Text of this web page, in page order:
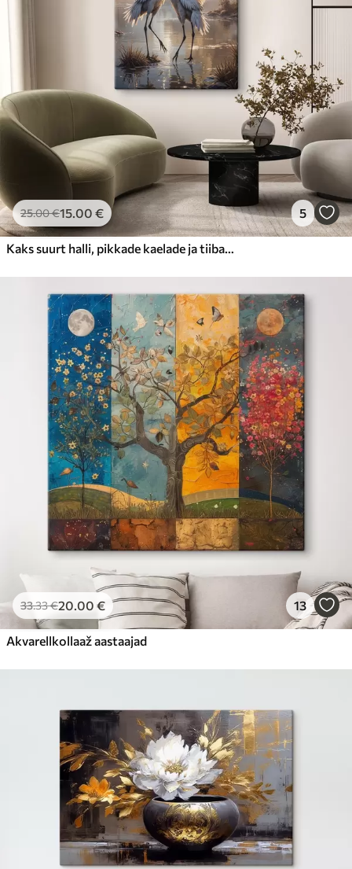
25.00€15.00 € 5
Kaks suurt halli, pikkade kaelade ja tiibadega kraanat, mis seisavad puudest ümbritsetud udujärves
33.33€20.00 € 13
Akvarellkollaaž aastaajad